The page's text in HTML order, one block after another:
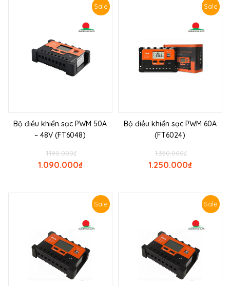
Sale
Bộ điều khiển sạc PWM 50A
– 48V (FT6048)
₫
1.190.000
₫
1.090.000
Sale
Bộ điều khiển sạc PWM 60A
(FT6024)
₫
1.350.000
₫
1.250.000
Sale Sale